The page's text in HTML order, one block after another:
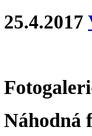
25.4.2017
Náhodná